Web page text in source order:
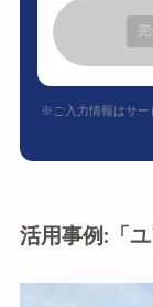
※ご入力情報はサー
活用事例:「ユ